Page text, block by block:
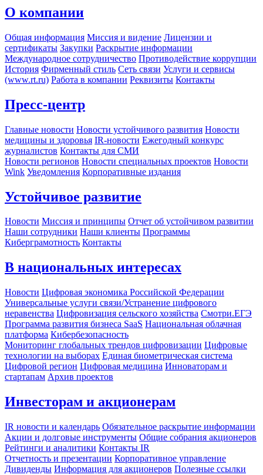
О компании
Общая информация Миссия и видение Лицензии и
сертификаты Закупки Раскрытие информации
Международное сотрудничество Противодействие коррупции
История Фирменный стиль Сеть связи Услуги и сервисы
(www.rt.ru) Работа в компании Реквизиты Контакты
Пресс-центр
Главные новости Новости устойчивого развития Новости
медицины и здоровья IR-новости Ежегодный конкурс
журналистов Контакты для СМИ
Новости регионов Новости специальных проектов Новости
Wink Уведомления Корпоративные издания
Устойчивое развитие
Новости Миссия и принципы Отчет об устойчивом развитии
Наши сотрудники Наши клиенты Программы
Киберграмотность Контакты
В национальных интересах
Новости Цифровая экономика Российской Федерации
Универсальные услуги связи/Устранение цифрового
неравенства Цифровизация сельского хозяйства Смотри.ЕГЭ
Программа развития бизнеса SaaS Национальная облачная
платформа Кибербезопасность
Мониторинг глобальных трендов цифровизации Цифровые
технологии на выборах Единая биометрическая система
Цифровой регион Цифровая медицина Инноваторам и
стартапам Архив проектов
Инвесторам и акционерам
IR новости и календарь Обязательное раскрытие информации
Акции и долговые инструменты Общие собрания акционеров
Рейтинги и аналитики Контакты IR
Отчетность и презентации Корпоративное управление
Дивиденды Информация для акционеров Полезные ссылки